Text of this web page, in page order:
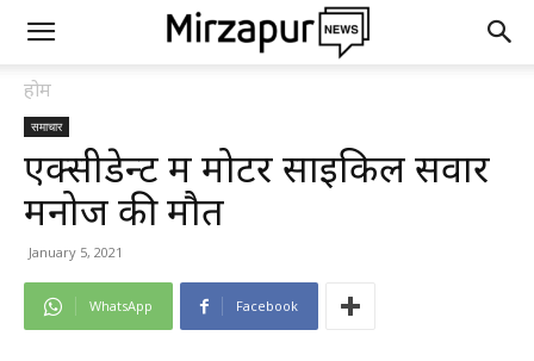
होम
समाचार
एक्सीडेन्ट में मोटर साइकिल सवार
मनोज की मौत
January 5, 2021
WhatsApp Facebook